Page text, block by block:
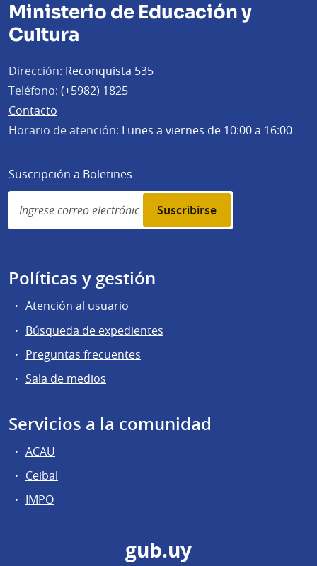
Ministerio de Educación y
Cultura
Dirección: Reconquista 535
Teléfono: (+5982) 1825
Contacto
Horario de atención: Lunes a viernes de 10:00 a 16:00
Suscripción a Boletines
Simplenews
subscription
Políticas y gestión
Atención al usuario
Búsqueda de expedientes
Preguntas frecuentes
Sala de medios
Servicios a la comunidad
ACAU
Ceibal
IMPO
gub.uy